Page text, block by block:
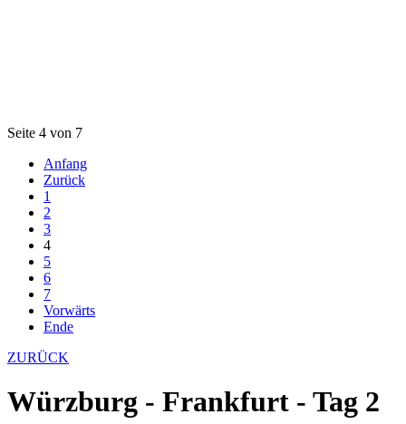
Seite 4 von 7
Anfang
Zurück
1
2
3
4
5
6
7
Vorwärts
Ende
ZURÜCK
Würzburg - Frankfurt - Tag 2